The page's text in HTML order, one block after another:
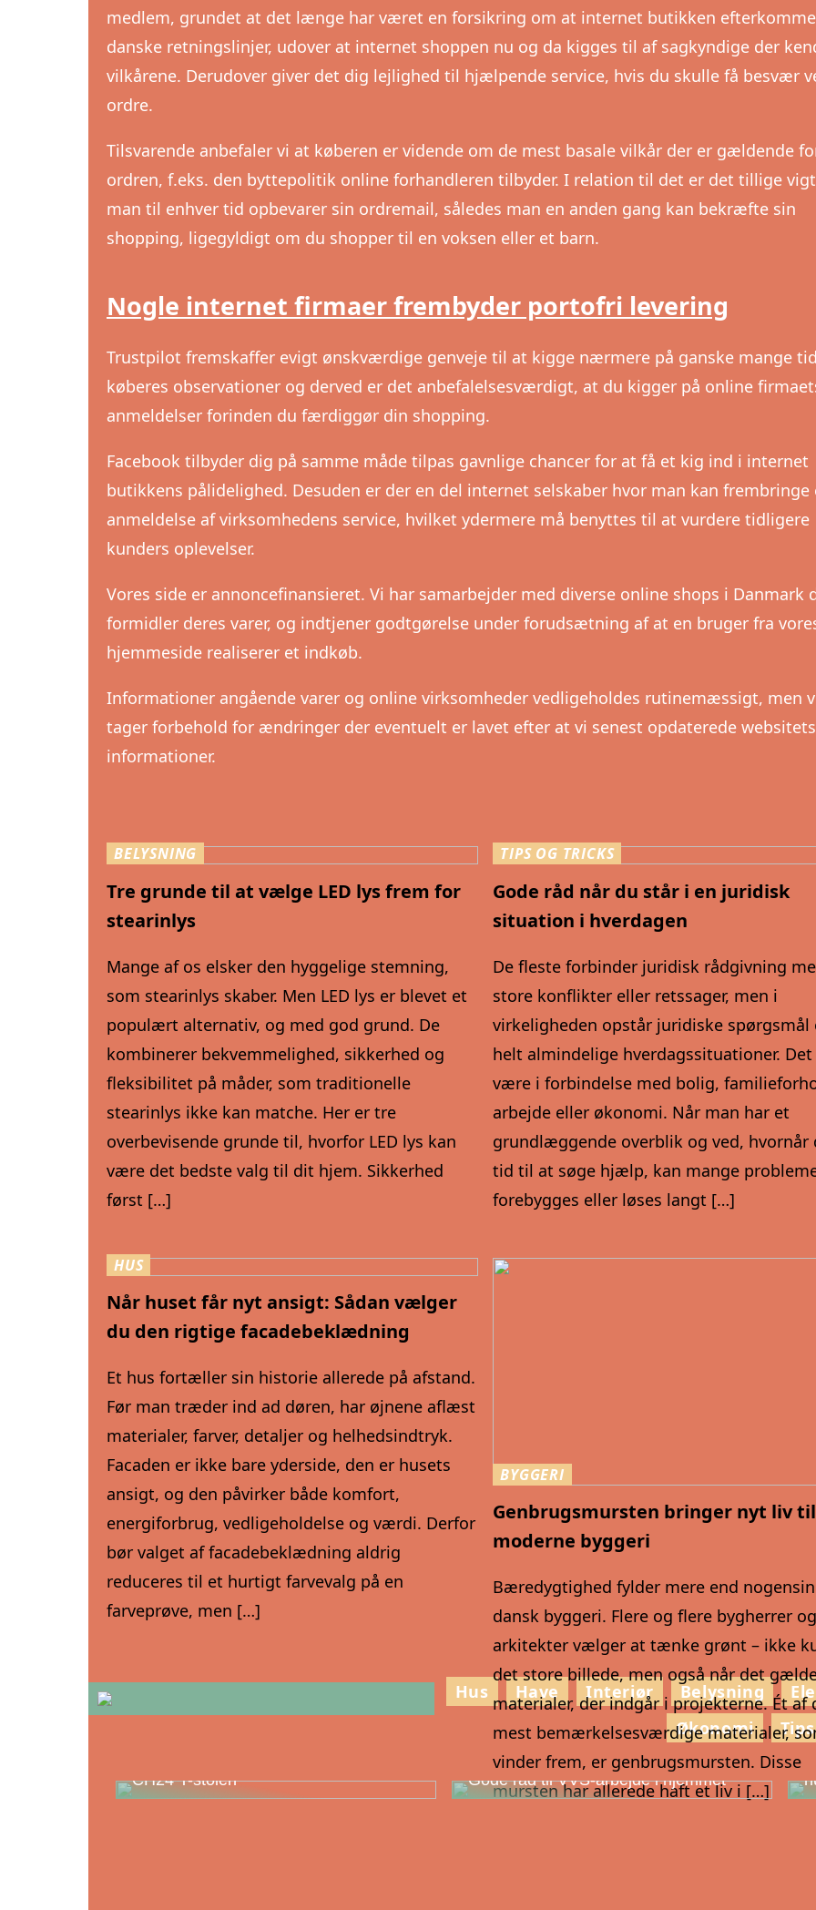
medlem, grundet at det længe har været en forsikring om at internet butikken
danske retningslinjer, udover at internet shoppen nu og da kigges til af sagkyndige der
vilkårene. Derudover giver det dig lejlighed til hjælpende service, hvis du skulle få besvær
ordre.
Tilsvarende anbefaler vi at køberen er vidende om de mest basale vilkår der er gældende
ordren, f.eks. den byttepolitik online forhandleren tilbyder. I relation til det er det tillige
man til enhver tid opbevarer sin ordremail, således man en anden gang kan bekræfte sin
shopping, ligegyldigt om du shopper til en voksen eller et barn.
Nogle internet firmaer frembyder portofri levering
Trustpilot fremskaffer evigt ønskværdige genveje til at kigge nærmere på ganske mange
køberes observationer og derved er det anbefalelsesværdigt, at du kigger på online
anmeldelser forinden du færdiggør din shopping.
Facebook tilbyder dig på samme måde tilpas gavnlige chancer for at få et kig ind i internet
butikkens pålidelighed. Desuden er der en del internet selskaber hvor man kan frembringe
anmeldelse af virksomhedens service, hvilket ydermere må benyttes til at vurdere tidligere
kunders oplevelser.
Vores side er annoncefinansieret. Vi har samarbejder med diverse online shops i Danmark
formidler deres varer, og indtjener godtgørelse under forudsætning af at en bruger fra
hjemmeside realiserer et indkøb.
Informationer angående varer og online virksomheder vedligeholdes rutinemæssigt, men
tager forbehold for ændringer der eventuelt er lavet efter at vi senest opdaterede websitets
informationer.
BELYSNING
Tre grunde til at vælge LED lys frem for
stearinlys
Mange af os elsker den hyggelige stemning,
som stearinlys skaber. Men LED lys er blevet et
populært alternativ, og med god grund. De
kombinerer bekvemmelighed, sikkerhed og
fleksibilitet på måder, som traditionelle
stearinlys ikke kan matche. Her er tre
overbevisende grunde til, hvorfor LED lys kan
være det bedste valg til dit hjem. Sikkerhed
først […]
TIPS OG TRICKS
Gode råd når du står i en juridisk
situation i hverdagen
De fleste forbinder juridisk rådgivning
store konflikter eller retssager, men i
virkeligheden opstår juridiske spørgsmål
helt almindelige hverdagssituationer. Det
være i forbindelse med bolig,
arbejde eller økonomi. Når man har et
grundlæggende overblik og ved, hvornår
tid til at søge hjælp, kan mange
forebygges eller løses langt […]
HUS
Når huset får nyt ansigt: Sådan vælger
du den rigtige facadebeklædning
Et hus fortæller sin historie allerede på afstand.
Før man træder ind ad døren, har øjnene aflæst
materialer, farver, detaljer og helhedsindtryk.
Facaden er ikke bare yderside, den er husets
ansigt, og den påvirker både komfort,
energiforbrug, vedligeholdelse og værdi. Derfor
bør valget af facadebeklædning aldrig
reduceres til et hurtigt farvevalg på en
farveprøve, men […]
BYGGERI
Genbrugsmursten bringer nyt liv til
moderne byggeri
Bæredygtighed fylder mere end
dansk byggeri. Flere og flere bygherrer og
arkitekter vælger at tænke grønt – ikke
det store billede, men også når det
materialer, der indgår i projekterne. Ét af
mest bemærkelsesværdige materialer,
vinder frem, er genbrugsmursten. Disse
mursten har allerede haft et liv i […]
Hus Have Interiør Belysning
Økonomi
CH24 Y-stolen
Gode råd til VVS-arbejde i hjemmet